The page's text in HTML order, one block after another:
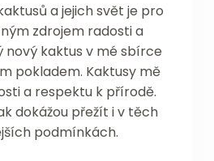
a jejich svět je pro
zdrojem radosti a
nový kaktus v mé sbírce
pokladem. Kaktusy mě
a respektu k přírodě.
dokážou přežít i v těch
podmínkách.